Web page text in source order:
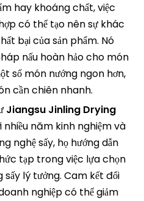
hay khoáng chất, việc
có thể tạo nên sự khác
bại của sản phẩm. Nó
nấu hoàn hảo cho món
số món nướng ngon hơn,
cần chiên nhanh.
Jiangsu Jinling Drying
nhiều năm kinh nghiệm và
nghệ sấy, họ hướng dẫn
tạp trong việc lựa chọn
lý tưởng. Cam kết đổi
nghiệp có thể giảm